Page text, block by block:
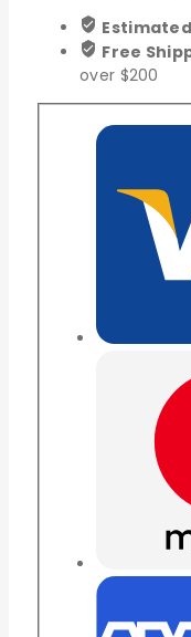
Free
over $200